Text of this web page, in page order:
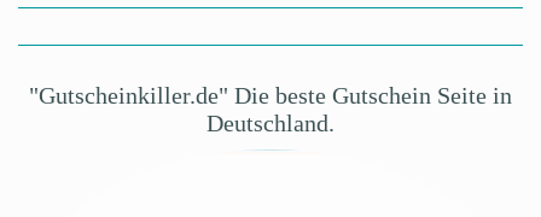
"Gutscheinkiller.de" Die beste Gutschein Seite in
Deutschland.